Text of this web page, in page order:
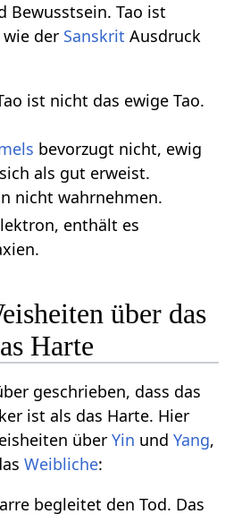
Bewusstsein. Tao ist
der Sanskrit Ausdruck
ist nicht das ewige Tao.
bevorzugt nicht, ewig
als gut erweist.
nicht wahrnehmen.
enthält es
über das
Harte
geschrieben, dass das
ist als das Harte. Hier
überYin undYang,
Weibliche:
begleitet den Tod. Das